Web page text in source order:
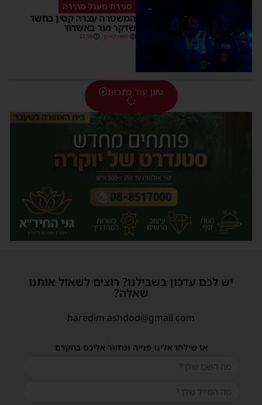
סגירת מעגל מהירה
המשטרה עצרה קטין בחשד
שדקר נער באשדוד
משה קאהן 21:59
טען עוד כתבות
יש לכם עדכון בשבילנו? רוצים לשאול אותנו
שאלה?
haredim.ashdod@gmail.com
או שילחו אלינו פנייה ונחזור אליכם בהקדם